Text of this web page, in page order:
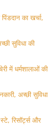
का खर्चा,
सुविधा की
में धर्मशालाओं की
अच्छी सुविधा
रिसॉर्ट्स और